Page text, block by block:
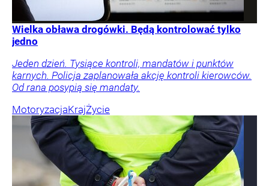
Wielka obława drogówki. Będą kontrolować tylko
jedno
Jeden dzień. Tysiące kontroli, mandatów i punktów
karnych. Policja zaplanowała akcję kontroli kierowców.
Od rana posypią się mandaty.
MotoryzacjaKrajŻycie